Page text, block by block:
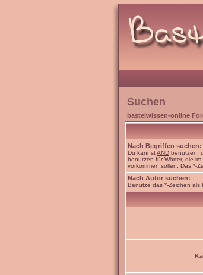
Suchen
bastelwissen-online
Nach Begriffen suchen:
Du kannstAND benutzen,
benutzen für Wörter, die
vorkommen sollen. Das *-
Nach Autor suchen:
Benutze das *-Zeichen als